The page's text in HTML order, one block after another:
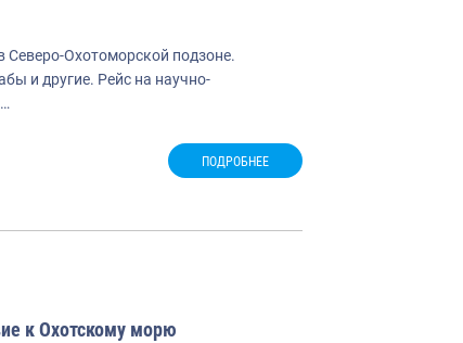
Охотоморской подзоне.
и другие. Рейс на научно-
ПОДРОБНЕЕ
к Охотскому морю